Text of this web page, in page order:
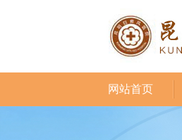
网站首页